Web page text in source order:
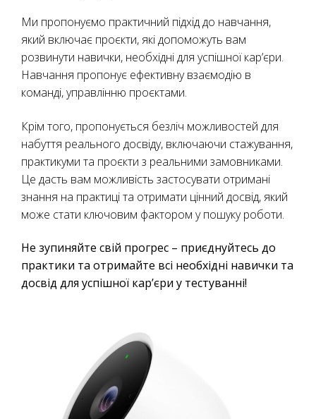
Ми пропонуємо практичний підхід до навчання,
який включає проєкти, які допоможуть вам
розвинути навички, необхідні для успішної кар’єри.
Навчання пропонує ефективну взаємодію в
команді, управлінню проєктами.
Крім того, пропонується безліч можливостей для
набуття реального досвіду, включаючи стажування,
практикуми та проєкти з реальними замовниками.
Це дасть вам можливість застосувати отримані
знання на практиці та отримати цінний досвід, який
може стати ключовим фактором у пошуку роботи.
Не зупиняйте свій прогрес – приєднуйтесь до
практики та отримайте всі необхідні навички та
досвід для успішної кар’єри у тестуванні!